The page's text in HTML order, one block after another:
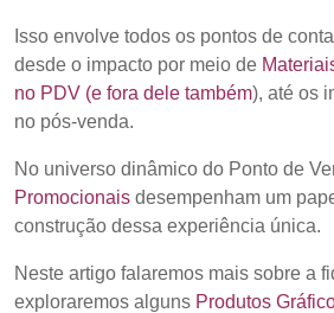
Isso envolve todos os pontos de
desde o impacto por meio de
no PDV (e fora dele também), até os
no pós-venda.
No universo dinâmico do Ponto de
Promocionais desempenham um
construção dessa experiência única.
Neste artigo falaremos mais sobre a
exploraremos alguns Produtos